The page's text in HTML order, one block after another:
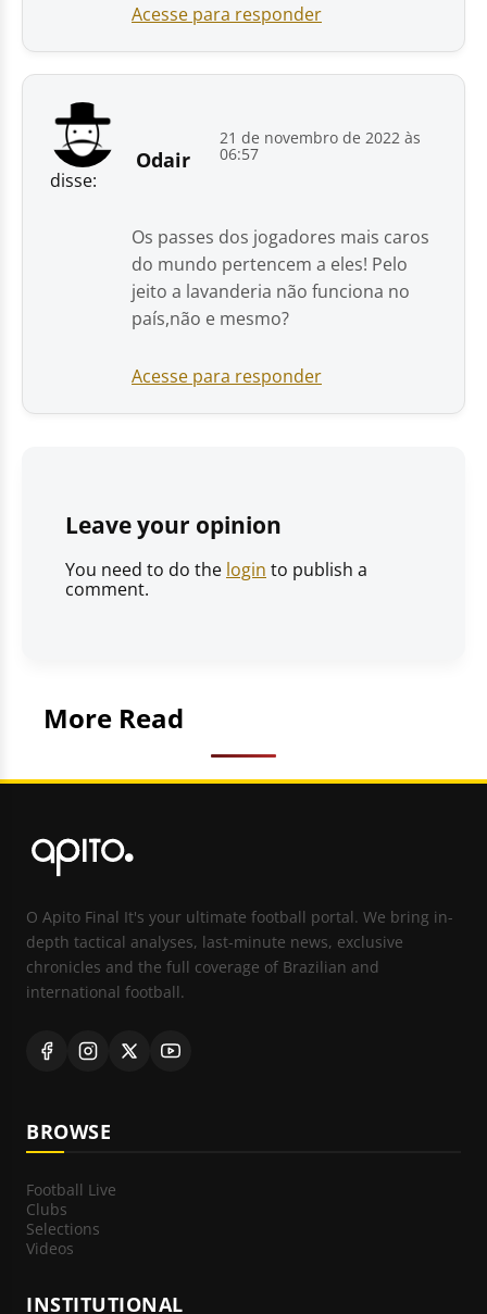
Acesse para responder
Odair
disse:
21 de novembro de 2022 às
06:57
Os passes dos jogadores mais caros
do mundo pertencem a eles! Pelo
jeito a lavanderia não funciona no
país,não e mesmo?
Acesse para responder
Leave your opinion
You need to do the login to publish a
comment.
More Read
O Apito Final It's your ultimate football portal. We bring in-
depth tactical analyses, last-minute news, exclusive
chronicles and the full coverage of Brazilian and
international football.
BROWSE
Football Live
Clubs
Selections
Videos
INSTITUTIONAL